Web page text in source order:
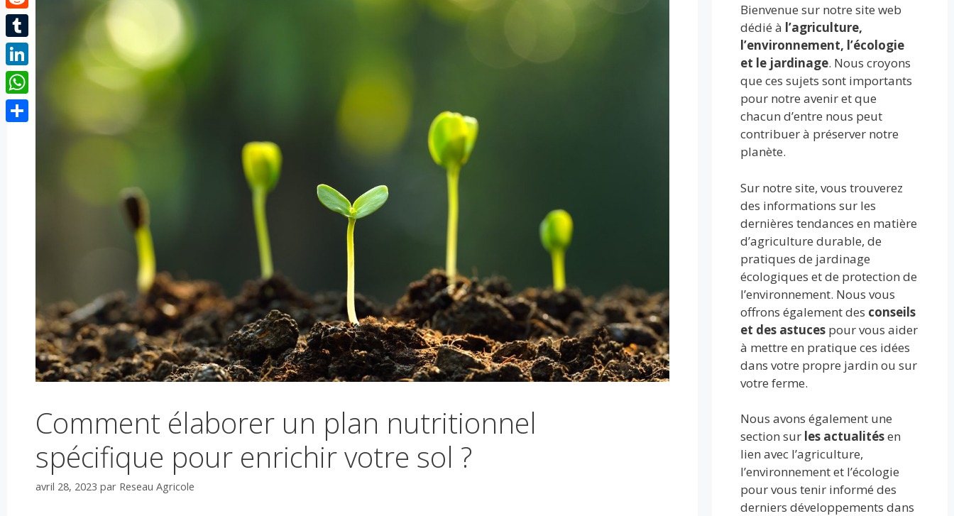
Comment élaborer un plan nutritionnel
spécifique pour enrichir votre sol ?
avril 28, 2023 par Reseau Agricole
Bienvenue sur notre site web
dédié à l’agriculture,
l’environnement, l’écologie
et le jardinage. Nous croyons
que ces sujets sont importants
pour notre avenir et que
chacun d’entre nous peut
contribuer à préserver notre
planète.
Sur notre site, vous trouverez
des informations sur les
dernières tendances en matière
d’agriculture durable, de
pratiques de jardinage
écologiques et de protection de
l’environnement. Nous vous
offrons également des conseils
et des astuces pour vous aider
à mettre en pratique ces idées
dans votre propre jardin ou sur
votre ferme.
Nous avons également une
section sur les actualitésen
lien avec l’agriculture,
l’environnement et l’écologie
pour vous tenir informé des
derniers développements dans
Reddit
Tumblr
LinkedIn
WhatsApp